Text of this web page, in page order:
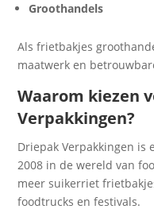
Groothandels
Als frietbakjes
maatwerk en
Waarom kiezen
Verpakkingen?
Driepak Verpakkingen
2008 in de wereld van
meer suikerriet
foodtrucks en festivals.